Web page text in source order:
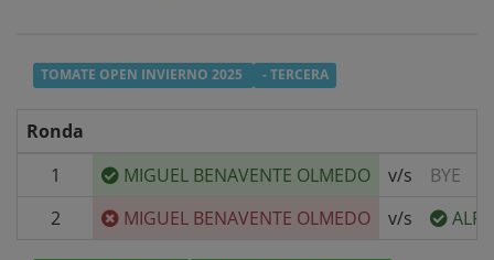
TOMATE OPEN INVIERNO 2025 - TERCERA
Ronda
1
MIGUEL BENAVENTE OLMEDO v/s
BYE
2
MIGUEL BENAVENTE OLMEDO v/s